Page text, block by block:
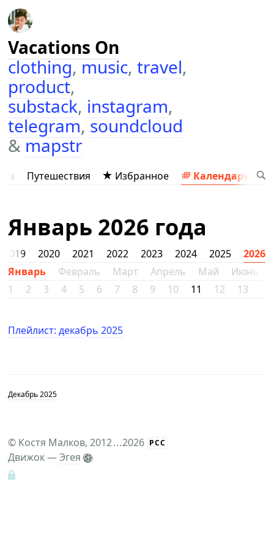
Vacations On
clothing,music,travel,
product,
substack, instagram,
telegram,soundcloud
&mapstr
Путешествия Избранное Календарь
Январь 2026 года
2019 2020 2021 2022 2023 2024 2025
2026
Январь
Февраль Март Апрель Май Июнь
1
2 3 4 5 6 7 8 9 10 11 12 13
Плейлист: декабрь 2025
Декабрь 2025
© Костя Малков, 2012...2026 РСС
Движок —Эгея